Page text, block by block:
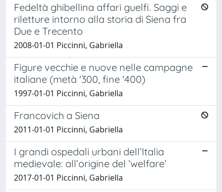
Fedeltà ghibellina affari guelfi. Saggi e
riletture intorno alla storia di Siena fra
Due e Trecento
2008-01-01 Piccinni, Gabriella
Figure vecchie e nuove nelle campagne
italiane (metà '300, fine '400)
1997-01-01 Piccinni, Gabriella
Francovich a Siena
2011-01-01 Piccinni, Gabriella
I grandi ospedali urbani dell’Italia
medievale: all’origine del ‘welfare’
2017-01-01 Piccinni, Gabriella